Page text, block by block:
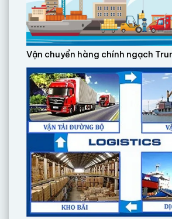
Vận chuyển hàng chính ngạch